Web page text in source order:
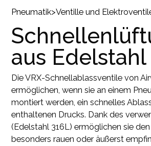
Pneumatik>Ventille und
aus Edelstahl
Die VRX-Schnellablassventile von
ermöglichen, wenn sie an einem
montiert werden, ein schnelles
enthaltenen Drucks. Dank des
(Edelstahl 316L) ermöglichen sie
besonders rauen oder äußerst